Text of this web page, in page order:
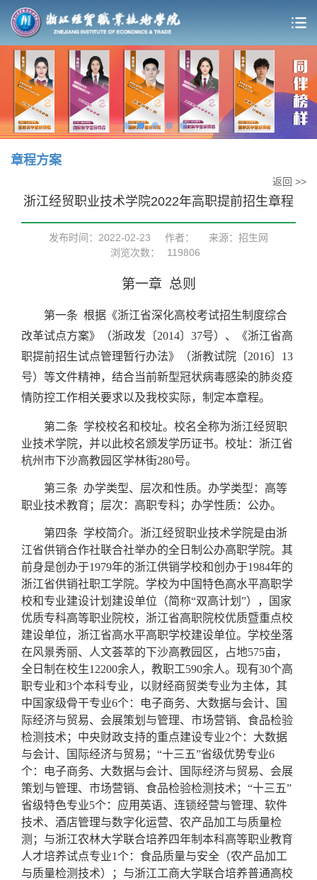
章程方案
返回 >>
浙江经贸职业技术学院2022年高职提前招生章程
发布时间：2022-02-23 作者：
来源：招生网
浏览次数：
119806
第一章 总则
第一条 根据《浙江省深化高校考试招生制度综合
改革试点方案》（浙政发〔2014〕 37号）、《浙江省高
职提前招生试点管理暂行办法》（浙教试院〔2016〕 13
号）等文件精神，结合当前新型冠状病毒感染的肺炎疫
情防控工作相关要求以及我校实际，制定本章程。
第二条 学校校名和校址。校名全称为浙江经贸职
业技术学院，并以此校名颁发学历证书。校址：浙江省
杭州市下沙高教园区学林街280号。
第三条 办学类型、层次和性质。办学类型：高等
职业技术教育；层次：高职专科；办学性质：公办。
第四条 学校简介。浙江经贸职业技术学院是由浙
江省供销合作社联合社举办的全日制公办高职学院。其
前身是创办于1979年的浙江供销学校和创办于1984年的
浙江省供销社职工学院。学校为中国特色高水平高职学
校和专业建设计划建设单位（简称“双高计划”），国家
优质专科高等职业院校，浙江省高职院校优质暨重点校
建设单位，浙江省高水平高职学校建设单位。学校坐落
在风景秀丽、人文荟萃的下沙高教园区，占地575亩，
全日制在校生12200余人，教职工590余人。现有30个高
职专业和3个本科专业，以财经商贸类专业为主体，其
中国家级骨干专业6个：电子商务、大数据与会计、国
际经济与贸易、会展策划与管理、市场营销、食品检验
检测技术；中央财政支持的重点建设专业2个：大数据
与会计、国际经济与贸易；“十三五”省级优势专业6
个：电子商务、大数据与会计、国际经济与贸易、会展
策划与管理、市场营销、食品检验检测技术；“十三五”
省级特色专业5个：应用英语、连锁经营与管理、软件
技术、酒店管理与数字化运营、农产品加工与质量检
测；与浙江农林大学联合培养四年制本科高等职业教育
人才培养试点专业1个：食品质量与安全（农产品加工
与质量检测技术）；与浙江工商大学联合培养普通高校